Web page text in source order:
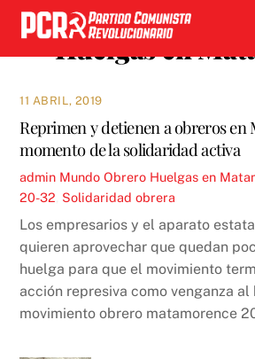
Skip
content Huelgas en
11 ABRIL, 2019
Reprimen y detienen a obreros en
momento de la solidaridad activa
admin Mundo Obrero Huelgas en
20-32 Solidaridad obrera
Los empresarios y el aparato
quieren aprovechar que quedan
huelga para que el movimiento
acción represiva como venganza al
movimiento obrero matamorence